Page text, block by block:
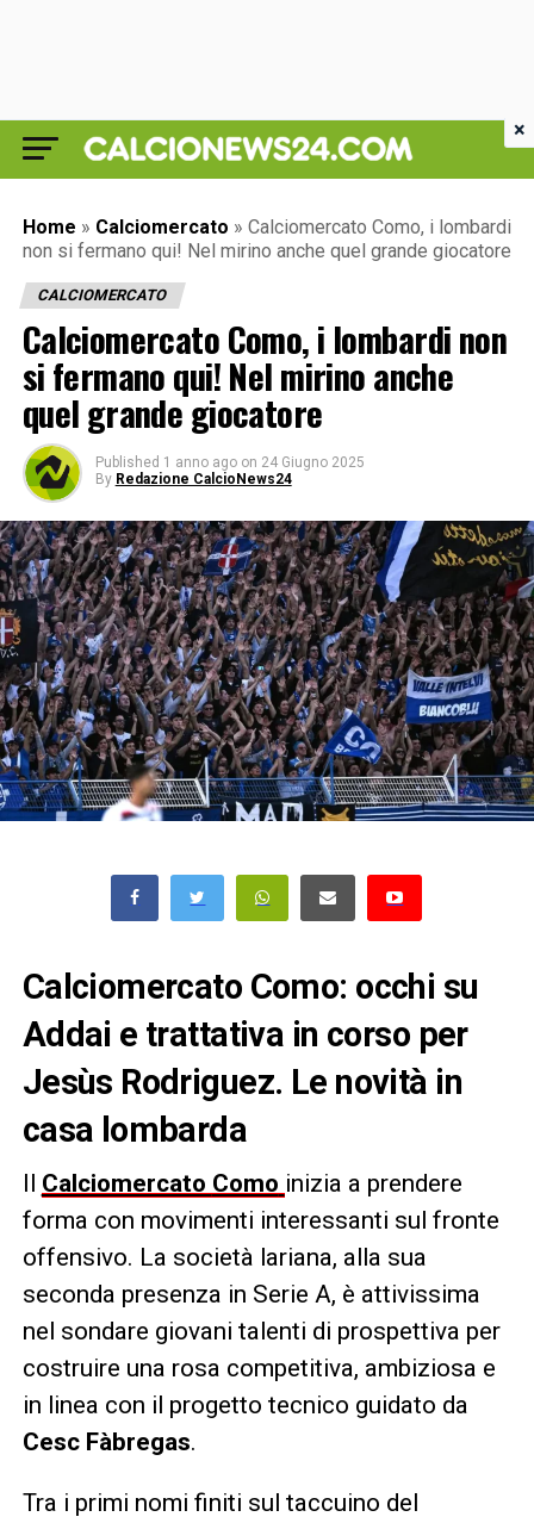
Home » Calciomercato » Calciomercato Como, i lombardi
non si fermano qui! Nel mirino anche quel grande giocatore
CALCIOMERCATO
Calciomercato Como, i lombardi non
si fermano qui! Nel mirino anche
quel grande giocatore
Published 1 anno ago on 24 Giugno 2025
By Redazione CalcioNews24
Calciomercato Como: occhi su
Addai e trattativa in corso per
Jesùs Rodriguez. Le novità in
casa lombarda
Il Calciomercato Como inizia a prendere
forma con movimenti interessanti sul fronte
offensivo. La società lariana, alla sua
seconda presenza in Serie A, è attivissima
nel sondare giovani talenti di prospettiva per
costruire una rosa competitiva, ambiziosa e
in linea con il progetto tecnico guidato da
Cesc Fàbregas.
Tra i primi nomi finiti sul taccuino del
×